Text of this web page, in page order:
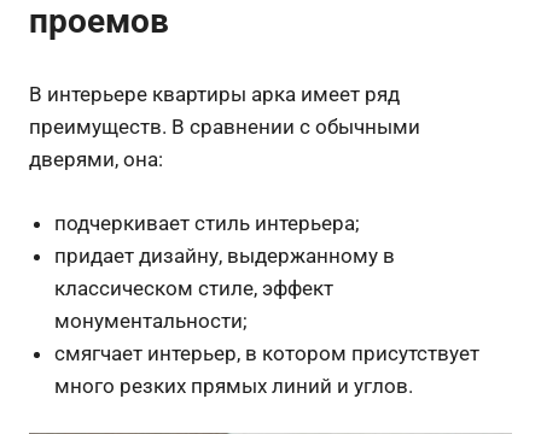
проемов
В интерьере квартиры арка имеет ряд
преимуществ. В сравнении с обычными
дверями, она:
подчеркивает стиль интерьера;
придает дизайну, выдержанному в
классическом стиле, эффект
монументальности;
смягчает интерьер, в котором присутствует
много резких прямых линий и углов.